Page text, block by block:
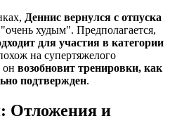
Деннис вернулся с отпуска
худым". Предполагается,
для участия в категории
на супертяжелого
он возобновит тренировки, как
подтвержден.
Отложения и